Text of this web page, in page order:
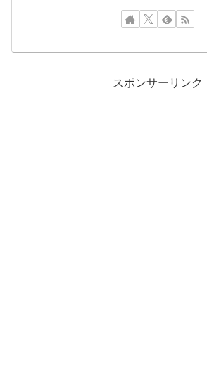
スポンサーリンク